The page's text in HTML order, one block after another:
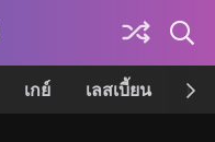
เกย์ เลสเบี้ยน เค